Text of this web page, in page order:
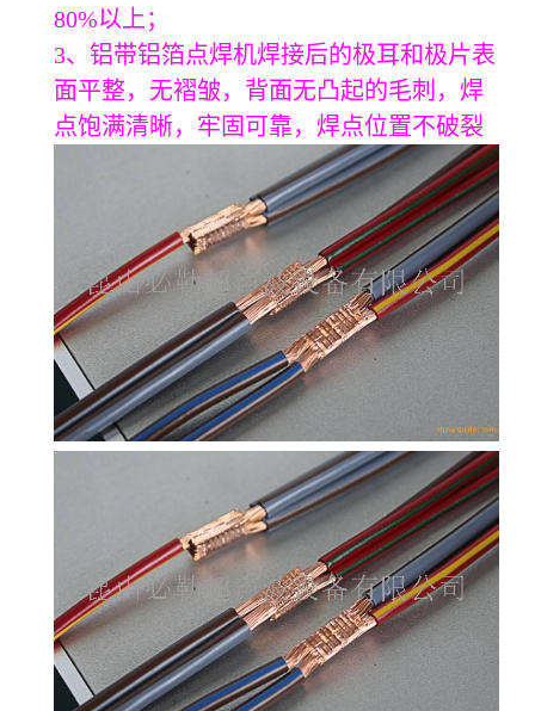
80%以上；
3、铝带铝箔点焊机焊接后的极耳和极片表
面平整，无褶皱，背面无凸起的毛刺，焊
点饱满清晰，牢固可靠，焊点位置不破裂